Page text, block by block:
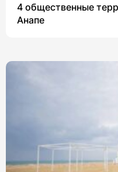
4 общественные
Анапе